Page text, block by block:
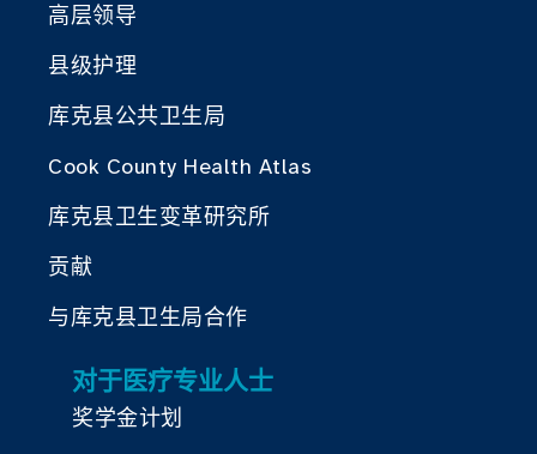
高层领导
县级护理
库克县公共卫生局
Cook County Health Atlas
库克县卫生变革研究所
贡献
与库克县卫生局合作
对于医疗专业人士
奖学金计划